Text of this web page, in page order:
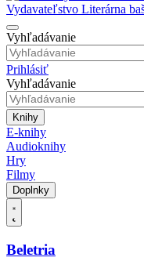
Vyhľadávanie
Prihlásiť
Vyhľadávanie
Knihy
E-knihy
Audioknihy
Hry
Filmy
Doplnky
Beletria